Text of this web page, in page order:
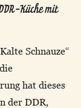
Küche mit
Schnauze“
hat dieses
der DDR,